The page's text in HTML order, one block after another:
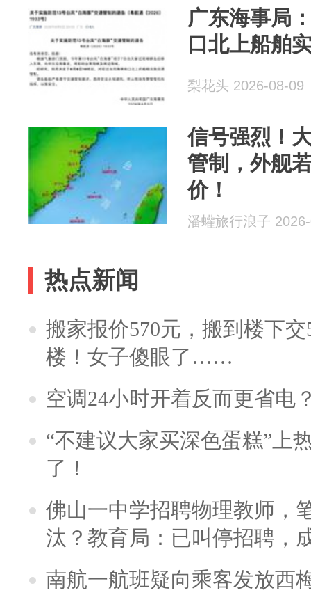
广东海事局
口北上船舶
梨花头 2026-08-09
信号强烈！
管制，外舰
价！
潘蠸旅行浪子
热点新闻
搬家报价570元，搬到楼下
楼！女子傻眼了……
空调24小时开着反而更省电
“不建议大家买深色蛋糕”上
了！
佛山一中学招聘物理教师，
汰？教育局：已叫停招聘，
南航一航班疑向乘客发放西